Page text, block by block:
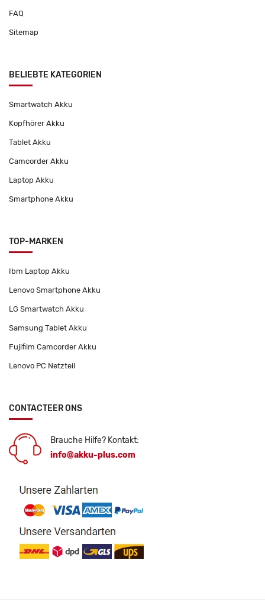
FAQ
Sitemap
BELIEBTE KATEGORIEN
Smartwatch Akku
Kopfhörer Akku
Tablet Akku
Camcorder Akku
Laptop Akku
Smartphone Akku
TOP-MARKEN
Ibm Laptop Akku
Lenovo Smartphone Akku
LG Smartwatch Akku
Samsung Tablet Akku
Fujifilm Camcorder Akku
Lenovo PC Netzteil
CONTACTEER ONS
Brauche Hilfe? Kontakt:
info@akku-plus.com